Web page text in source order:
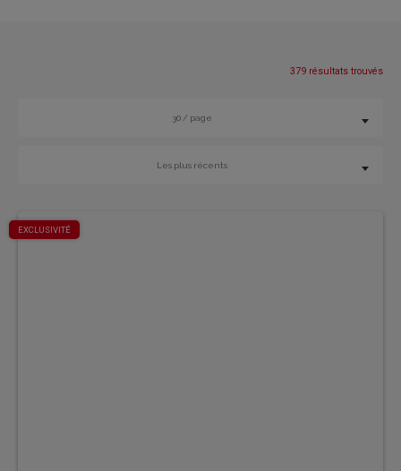
379 résultats trouvés
30 / page
Les plus récents
EXCLUSIVITÉ